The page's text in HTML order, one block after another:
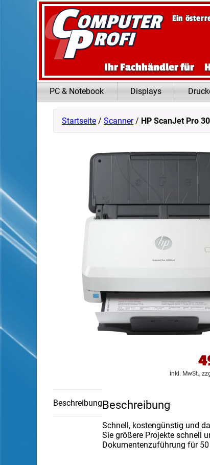
Zum Inhalt springen
Ein
Ihr Fachhändler für
PC & Notebook Displays
Startseite / Scanner/ HP ScanJet Pro
inkl. MwSt.,
BeschreibungBeschreibung
Schnell, kostengünstig und
Sie größere Projekte schnell
Dokumentenzuführung für